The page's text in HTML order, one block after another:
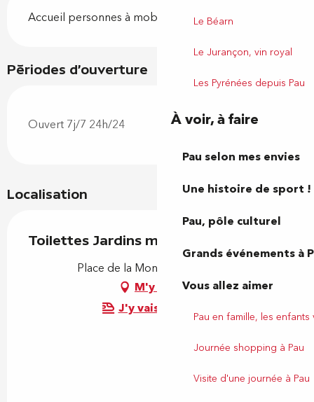
Le Béarn
Le Jurançon, vin royal
Les Pyrénées depuis Pau
À voir, à faire
Pau selon mes envies
Une histoire de sport !
Pau, pôle culturel
Grands événements à
Vous allez aimer
Pau en famille, les
Journée shopping à Pau
Visite d'une journée à Pau
Accueil personnes à mobilité réduite
Périodes d'ouverture
Ouvert 7j/7 24h/24
Localisation
Toilettes Jardins médiévaux
Place de la Monnaie, 64000 Pau
M'y rendre
J'y vais en train !